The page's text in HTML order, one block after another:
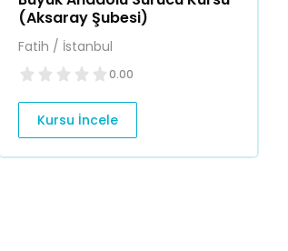
(Aksaray Şubesi)
Fatih / İstanbul
0.00
Kursu İncele